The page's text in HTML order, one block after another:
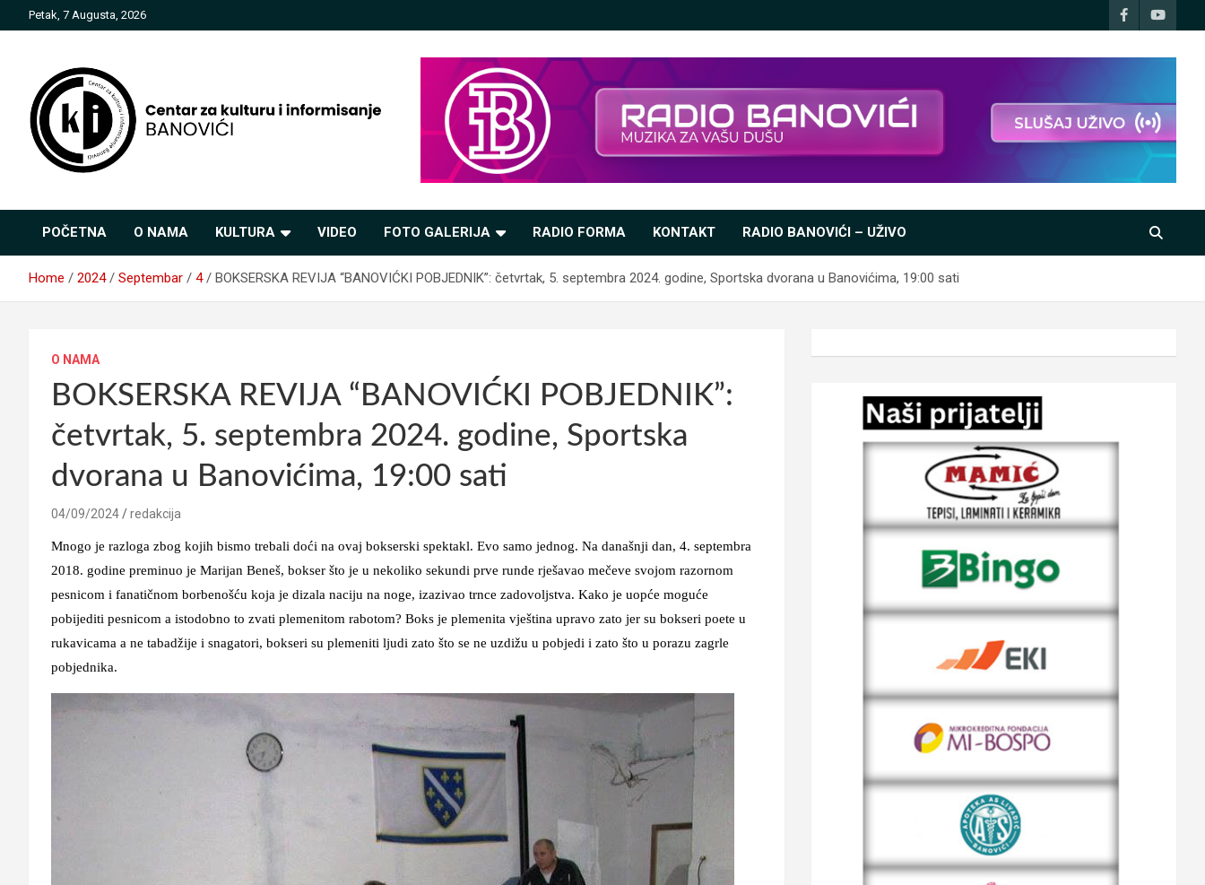
to
Petak, 7 Augusta, 2026
informisanje Banovići
POČETNA O NAMA KULTURA VIDEO FOTO GALERIJA RADIO FORMA KONTAKT RADIO BANOVIĆI – UŽIVO
Home 2024 Septembar 4 BOKSERSKA REVIJA “BANOVIĆKI POBJEDNIK”: četvrtak, 5. septembra 2024. godine, Sportska dvorana u Banovićima, 19:00 sati
O NAMA
BOKSERSKA REVIJA “BANOVIĆKI POBJEDNIK”:
četvrtak, 5. septembra 2024. godine, Sportska
dvorana u Banovićima, 19:00 sati
04/09/2024 redakcija
Mnogo je razloga zbog kojih bismo trebali doći na ovaj bokserski spektakl. Evo samo jednog. Na današnji dan, 4. septembra
2018. godine preminuo je Marijan Beneš, bokser što je u nekoliko sekundi prve runde rješavao mečeve svojom razornom
pesnicom i fanatičnom borbenošću koja je dizala naciju na noge, izazivao trnce zadovoljstva. Kako je uopće moguće
pobijediti pesnicom a istodobno to zvati plemenitom rabotom? Boks je plemenita vještina upravo zato jer su bokseri poete u
rukavicama a ne tabadžije i snagatori, bokseri su plemeniti ljudi zato što se ne uzdižu u pobjedi i zato što u porazu zagrle
pobjednika.